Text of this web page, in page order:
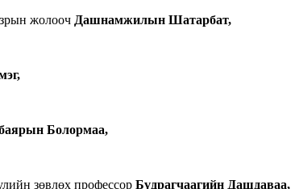
жолооч Дашнамжилын Шатарбат,
Болормаа,
зөвлөх профессор Бүдрагчаагийн Дашдаваа,